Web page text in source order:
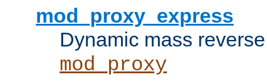
mod_proxy_express
Dynamic mass
mod_proxy